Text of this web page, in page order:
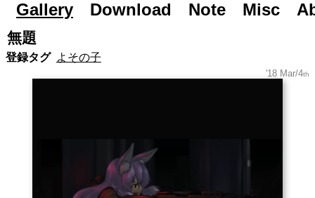
Road to Day After Tomorrow...
Gallery Download Note Misc
無題
登録タグ よその子
'18 Mar/4th